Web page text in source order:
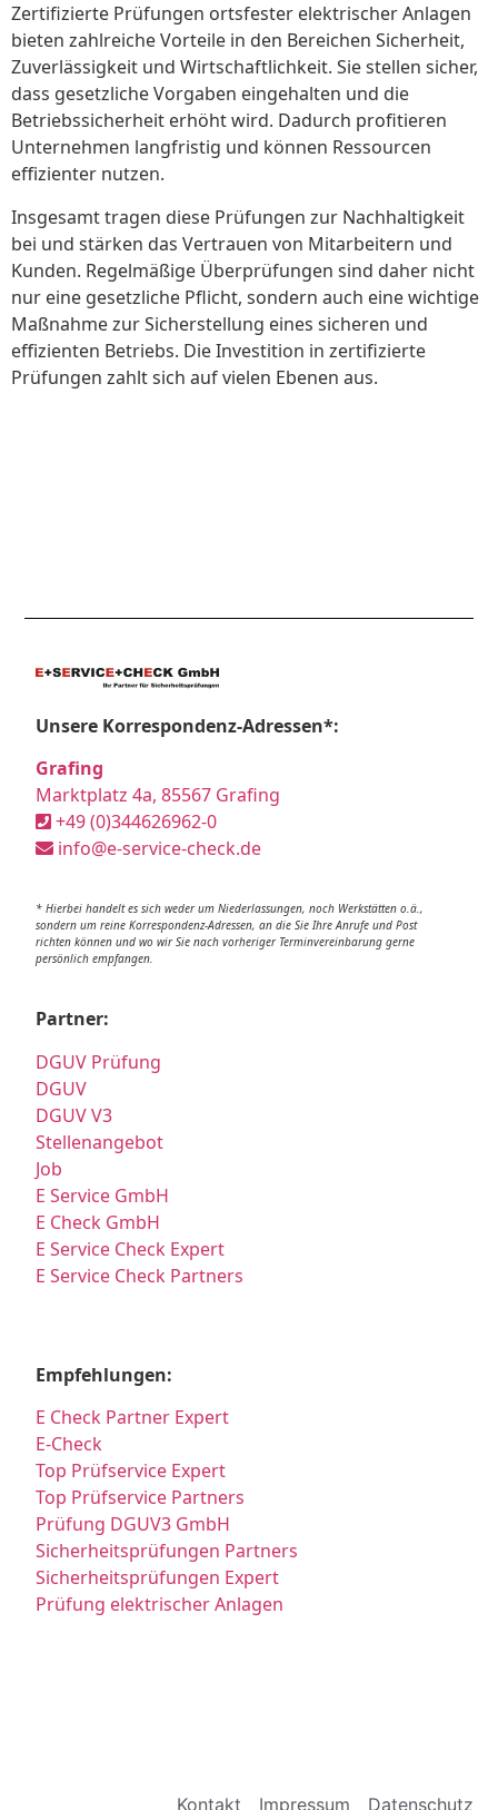
Zertifizierte Prüfungen ortsfester elektrischer Anlagen
bieten zahlreiche Vorteile in den Bereichen Sicherheit,
Zuverlässigkeit und Wirtschaftlichkeit. Sie stellen sicher,
dass gesetzliche Vorgaben eingehalten und die
Betriebssicherheit erhöht wird. Dadurch profitieren
Unternehmen langfristig und können Ressourcen
effizienter nutzen.
Insgesamt tragen diese Prüfungen zur Nachhaltigkeit
bei und stärken das Vertrauen von Mitarbeitern und
Kunden. Regelmäßige Überprüfungen sind daher nicht
nur eine gesetzliche Pflicht, sondern auch eine wichtige
Maßnahme zur Sicherstellung eines sicheren und
effizienten Betriebs. Die Investition in zertifizierte
Prüfungen zahlt sich auf vielen Ebenen aus.
Unsere Korrespondenz-Adressen*:
Grafing
Marktplatz 4a, 85567 Grafing
+49 (0)344626962-0
info@e-service-check.de
* Hierbei handelt es sich weder um Niederlassungen, noch Werkstätten o.ä.,
sondern um reine Korrespondenz-Adressen, an die Sie Ihre Anrufe und Post
richten können und wo wir Sie nach vorheriger Terminvereinbarung gerne
persönlich empfangen.
Partner:
DGUV Prüfung
DGUV
DGUV V3
Stellenangebot
Job
E Service GmbH
E Check GmbH
E Service Check Expert
E Service Check Partners
Empfehlungen:
E Check Partner Expert
E-Check
Top Prüfservice Expert
Top Prüfservice Partners
Prüfung DGUV3 GmbH
Sicherheitsprüfungen Partners
Sicherheitsprüfungen Expert
Prüfung elektrischer Anlagen
Kontakt Impressum Datenschutz